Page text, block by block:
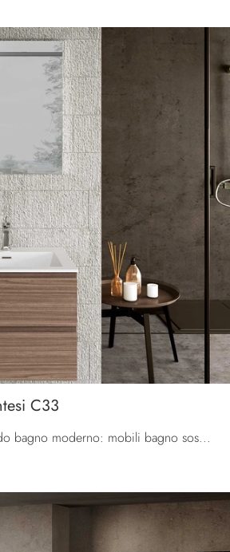
C33
Scopri di più sull'arredo bagno moderno: mobili bagno sospesi in melaminico come il modello Block System Syntesi C33 di Baxar ti aspettano.